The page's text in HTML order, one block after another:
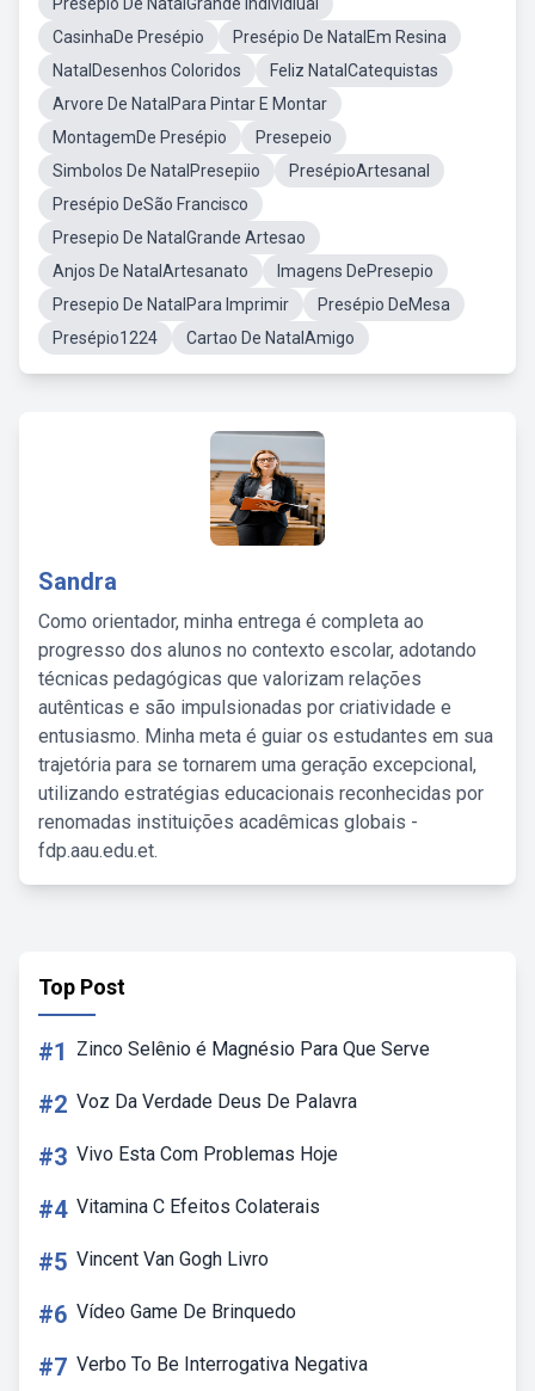
CasinhaDe Presépio
Presépio De NatalEm Resina
NatalDesenhos Coloridos
Feliz NatalCatequistas
Arvore De NatalPara Pintar E Montar
MontagemDe Presépio
Presepeio
Simbolos De NatalPresepiio
PresépioArtesanal
Presépio DeSão Francisco
Presepio De NatalGrande Artesao
Anjos De NatalArtesanato
Imagens DePresepio
Presepio De NatalPara Imprimir
Presépio DeMesa
Presépio1224
Cartao De NatalAmigo
Sandra
Como orientador, minha entrega é completa ao
progresso dos alunos no contexto escolar, adotando
técnicas pedagógicas que valorizam relações
autênticas e são impulsionadas por criatividade e
entusiasmo. Minha meta é guiar os estudantes em sua
trajetória para se tornarem uma geração excepcional,
utilizando estratégias educacionais reconhecidas por
renomadas instituições acadêmicas globais -
fdp.aau.edu.et.
Top Post
#1 Zinco Selênio é Magnésio Para Que Serve
#2 Voz Da Verdade Deus De Palavra
#3 Vivo Esta Com Problemas Hoje
#4 Vitamina C Efeitos Colaterais
#5 Vincent Van Gogh Livro
#6 Vídeo Game De Brinquedo
#7 Verbo To Be Interrogativa Negativa